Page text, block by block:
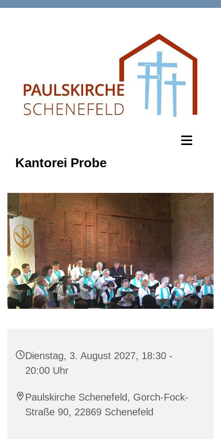
Kantorei Probe
Dienstag, 3. August 2027, 18:30 -
20:00 Uhr
Paulskirche Schenefeld, Gorch-Fock-
Straße 90, 22869 Schenefeld